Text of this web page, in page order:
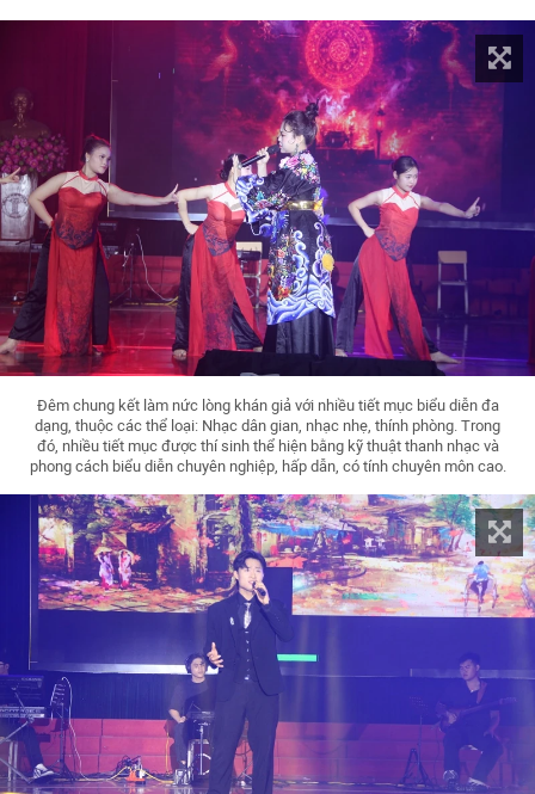
Đêm chung kết làm nức lòng khán giả với nhiều tiết mục biểu diễn đa
dạng, thuộc các thể loại: Nhạc dân gian, nhạc nhẹ, thính phòng. Trong
đó, nhiều tiết mục được thí sinh thể hiện bằng kỹ thuật thanh nhạc và
phong cách biểu diễn chuyên nghiệp, hấp dẫn, có tính chuyên môn cao.